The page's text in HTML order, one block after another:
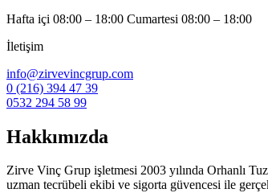
Hafta içi 08:00 – 18:00 Cumartesi 08:00 – 18:00
İletişim
info@zirvevincgrup.com
0 (216) 394 47 39
0532 294 58 99
Hakkımızda
Zirve Vinç Grup işletmesi 2003 yılında Orhanlı
uzman tecrübeli ekibi ve sigorta güvencesi ile